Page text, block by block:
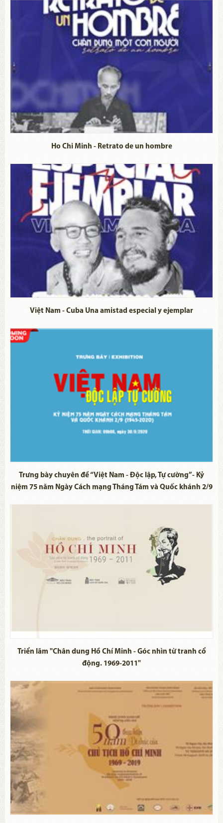
Ho Chi Minh - Retrato de un hombre
Việt Nam - Cuba Una amistad especial y ejemplar
Trưng bày chuyên đề “Việt Nam - Độc lập, Tự cường”- Kỷ
niệm 75 năm Ngày Cách mạng Tháng Tám và Quốc khánh 2/9
Triển lãm "Chân dung Hồ Chí Minh - Góc nhìn từ tranh cổ
động. 1969-2011"